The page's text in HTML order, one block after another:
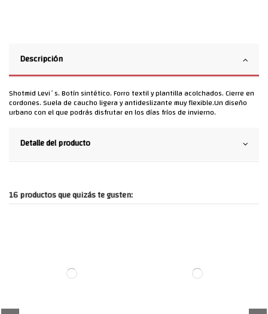
Descripción
Shotmid Levi´s. Botín sintético. Forro textil y plantilla acolchados. Cierre en
cordones. Suela de caucho ligera y antideslizante muy flexible.Un diseño
urbano con el que podrás disfrutar en los días fríos de invierno.
Detalle del producto
16 productos que quizás te gusten: